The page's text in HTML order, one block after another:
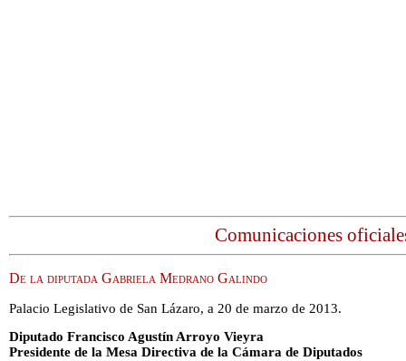
Comunicaciones
De la diputada Gabriela Medrano Galindo
Palacio Legislativo de San Lázaro, a 20 de marzo de 2013.
Diputado Francisco Agustín Arroyo Vieyra
Presidente de la Mesa Directiva de la Cámara de Diputados